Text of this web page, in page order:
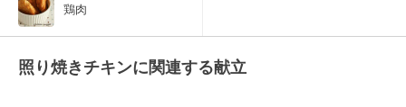
鶏肉
照り焼きチキンに関連する献立